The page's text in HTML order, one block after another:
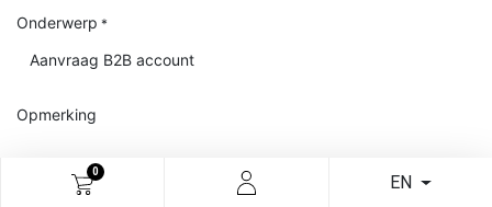
0
EN
Onderwerp *
Opmerking